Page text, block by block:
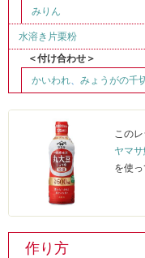
みりん
水溶き片栗粉
＜付け合わせ＞
かいわれ、 みょうがの千
この
ヤマ
を使
作り方